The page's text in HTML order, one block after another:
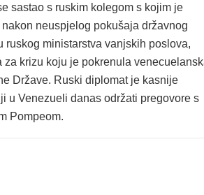
sastao s ruskim kolegom s kojim je
neuspjelog pokušaja državnog
ruskog ministarstva vanjskih poslova,
krizu koju je pokrenula
Države. Ruski diplomat je kasnije
u Venezueli danas održati pregovore s
Pompeom.